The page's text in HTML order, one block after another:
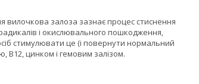
вилочкова залоза зазнає процес стиснення
і окислювального пошкодження,
стимулювати це (і повернути нормальний
B12, цинком і гемовим залізом.